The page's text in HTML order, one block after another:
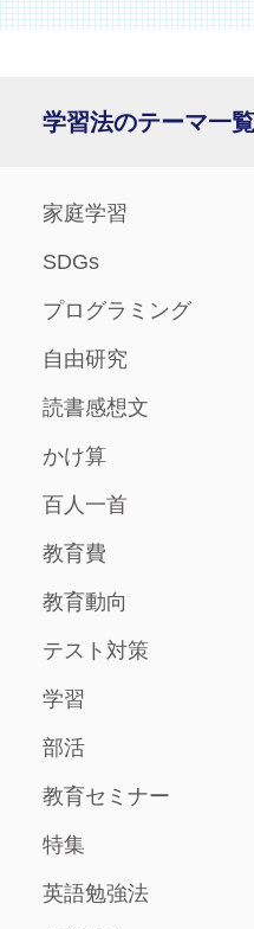
学習法のテーマ一覧
家庭学習
SDGs
プログラミング
自由研究
読書感想文
かけ算
百人一首
教育費
教育動向
テスト対策
学習
部活
教育セミナー
特集
英語勉強法